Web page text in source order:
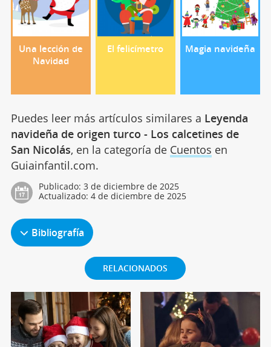
Una lección de
Navidad
El felicímetro Magia navideña
Puedes leer más artículos similares a Leyenda
navideña de origen turco - Los calcetines de
San Nicolás, en la categoría de Cuentos en
Guiainfantil.com.
Publicado: 3 de diciembre de 2025
Actualizado: 4 de diciembre de 2025
Bibliografía
RELACIONADOS